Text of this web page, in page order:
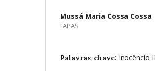
Mussá Maria Cossa Cossa
FAPAS
Palavras-chave: Inocêncio